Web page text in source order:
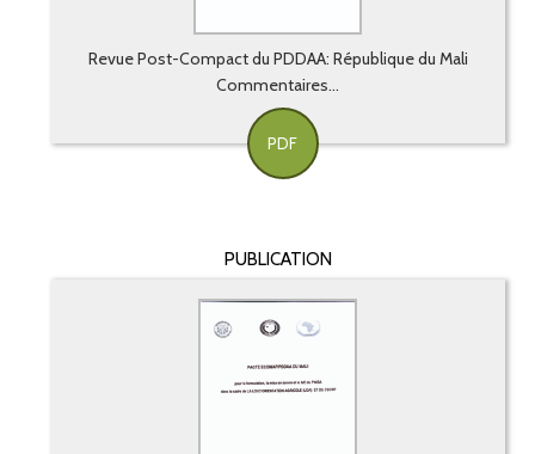
Revue Post-Compact du PDDAA: République du Mali
Commentaires...
PDF
PUBLICATION